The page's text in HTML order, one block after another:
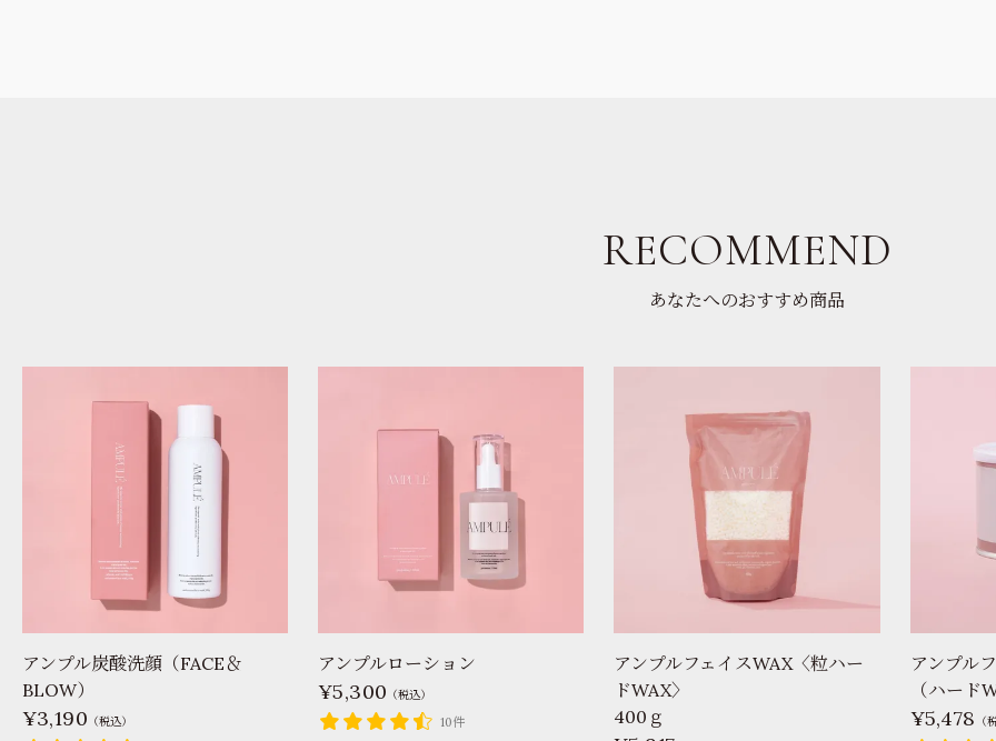
RECOMMEND
あなたへのおすすめ商品
アンプル炭酸洗顔（FACE＆
BLOW）
3,190 （税込）
アンプルローション
5,300 （税込）
10件
アンプルフェイスWAX〈粒ハー
ドWAX〉
400ｇ
アンプル
（ハード
5,478 （